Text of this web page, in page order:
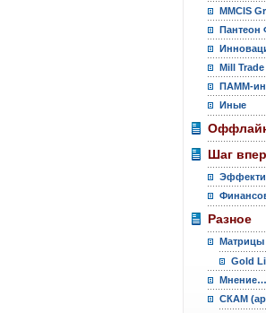
MMCIS
Пантеон
Mill Trade
ПАММ-
Иные
Шаг
Разное
Матрицы
Gold
Мнение…
СКАМ